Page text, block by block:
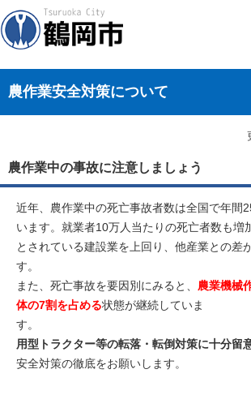
農作業安全対策について
農作業中の事故に注意しましょう
近年、農作業中の死亡事故者数は全国で年間
います。就業者10万人当たりの死亡者数も増
とされている建設業を上回り、他産業との差
す。
また、死亡事故を要因別にみると、 農業機械
体の7割を占める状態が継続していま
す
用型トラクター等の転落・転倒対策に十分留
安全対策の徹底をお願いします。